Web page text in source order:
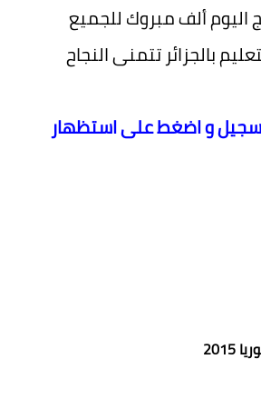
اليوم ألف مبروك للجميع
بالجزائر تتمنى النجاح
و اضغط على استظهار